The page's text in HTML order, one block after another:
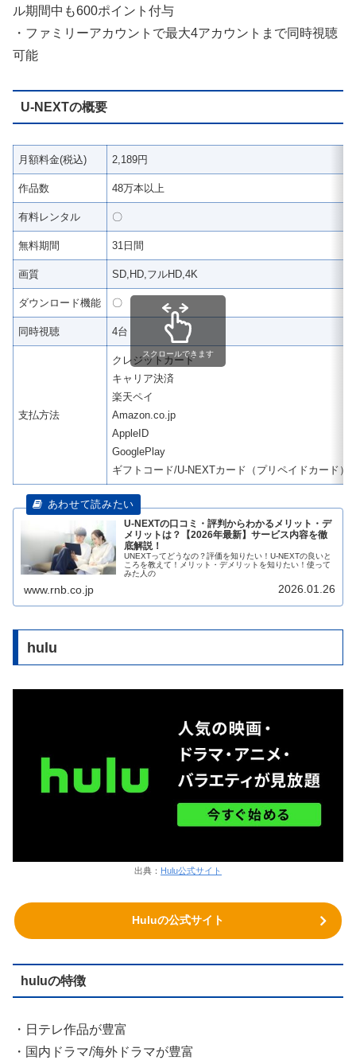
ル期間中も600ポイント付与
・ファミリーアカウントで最大4アカウントまで同時視聴
可能
U-NEXTの概要
月額料金(税込) 2,189円
作品数 48万本以上
有料レンタル 〇
無料期間 31日間
画質 SD,HD,フルHD,4K
ダウンロード機能 〇
同時視聴 4台
支払方法
クレジットカード
キャリア決済
楽天ペイ
Amazon.co.jp
AppleID
GooglePlay
ギフトコード/U-NEXTカード（プリペイドカード）
スクロールできます
U-NEXTの口コミ・評判からわかるメリット・デ
メリットは？【2026年最新】サービス内容を徹
底解説！
UNEXTってどうなの？評価を知りたい！U-NEXTの良いと
ころを教えて！メリット・デメリットを知りたい！使って
みた人の
www.rnb.co.jp 2026.01.26
hulu
出典： Hulu公式サイト
Huluの公式サイト
huluの特徴
・日テレ作品が豊富
・国内ドラマ/海外ドラマが豊富